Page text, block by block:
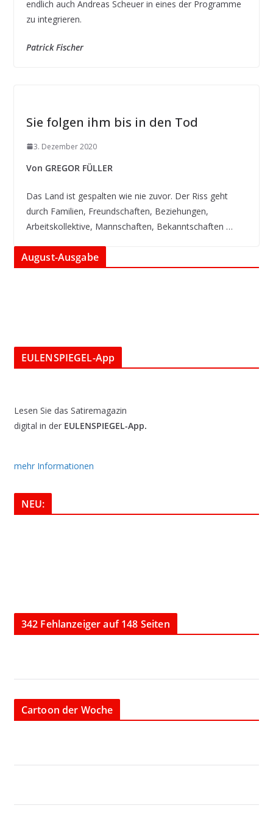
endlich auch Andreas Scheuer in eines der Programme
zu integrieren.
Patrick Fischer
Sie folgen ihm bis in den Tod
3. Dezember 2020
Von GREGOR FÜLLER
Das Land ist gespalten wie nie zuvor. Der Riss geht
durch Familien, Freundschaften, Beziehungen,
Arbeitskollektive, Mannschaften, Bekanntschaften …
August-Ausgabe
EULENSPIEGEL-App
Lesen Sie das Satiremagazin
digital in der EULENSPIEGEL-App.
mehr Informationen
NEU:
342 Fehlanzeiger auf 148 Seiten
Cartoon der Woche